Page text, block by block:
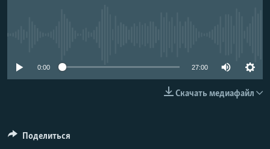
ПОДПИШИТЕСЬ НА РАССЫЛКУ
0:00 27:00
Скачать медиафайл
Поделиться